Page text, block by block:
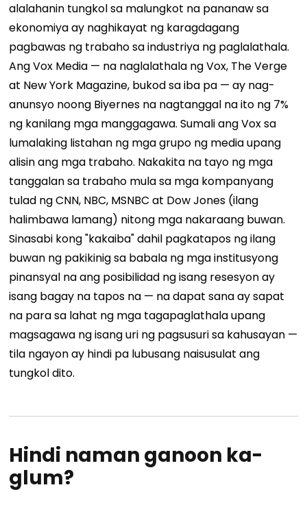
alalahanin tungkol sa malungkot na pananaw sa
ekonomiya ay naghikayat ng karagdagang
pagbawas ng trabaho sa industriya ng paglalathala.
Ang Vox Media — na naglalathala ng Vox, The Verge
at New York Magazine, bukod sa iba pa — ay nag-
anunsyo noong Biyernes na nagtanggal na ito ng 7%
ng kanilang mga manggagawa. Sumali ang Vox sa
lumalaking listahan ng mga grupo ng media upang
alisin ang mga trabaho. Nakakita na tayo ng mga
tanggalan sa trabaho mula sa mga kompanyang
tulad ng CNN, NBC, MSNBC at Dow Jones (ilang
halimbawa lamang) nitong mga nakaraang buwan.
Sinasabi kong "kakaiba" dahil pagkatapos ng ilang
buwan ng pakikinig sa babala ng mga institusyong
pinansyal na ang posibilidad ng isang resesyon ay
isang bagay na tapos na — na dapat sana ay sapat
na para sa lahat ng mga tagapaglathala upang
magsagawa ng isang uri ng pagsusuri sa kahusayan —
tila ngayon ay hindi pa lubusang naisusulat ang
tungkol dito.
Hindi naman ganoon ka-
glum?